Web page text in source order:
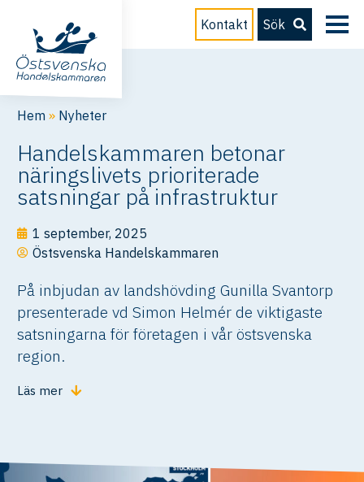
Kontakt Sök
Hem » Nyheter
Handelskammaren betonar
näringslivets prioriterade
satsningar på infrastruktur
1 september, 2025
Östsvenska Handelskammaren
På inbjudan av landshövding Gunilla Svantorp
presenterade vd Simon Helmér de viktigaste
satsningarna för företagen i vår östsvenska
region.
Läs mer